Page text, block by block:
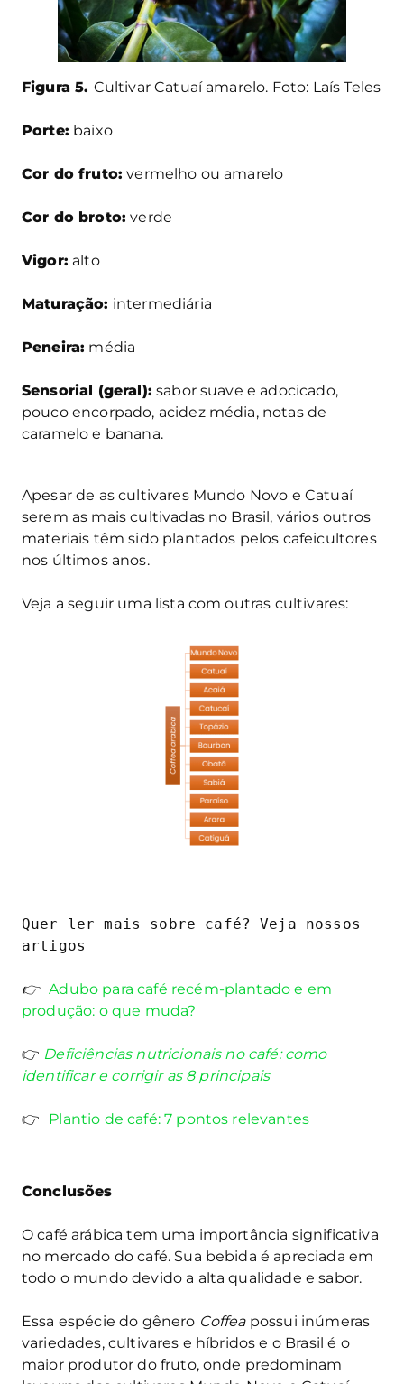
Figura 5. Cultivar Catuaí amarelo. Foto: Laís Teles
Porte: baixo
Cor do fruto: vermelho ou amarelo
Cor do broto: verde
Vigor: alto
Maturação: intermediária
Peneira: média
Sensorial (geral): sabor suave e adocicado,
pouco encorpado, acidez média, notas de
caramelo e banana.
Apesar de as cultivares Mundo Novo e Catuaí
serem as mais cultivadas no Brasil, vários outros
materiais têm sido plantados pelos cafeicultores
nos últimos anos.
Veja a seguir uma lista com outras cultivares:
Quer ler mais sobre café? Veja nossos
artigos
👉 Adubo para café recém-plantado e em
produção: o que muda?
👉 Deficiências nutricionais no café: como
identificar e corrigir as 8 principais
👉 Plantio de café: 7 pontos relevantes
Conclusões
O café arábica tem uma importância significativa
no mercado do café. Sua bebida é apreciada em
todo o mundo devido a alta qualidade e sabor.
Essa espécie do gênero Coffeapossui inúmeras
variedades, cultivares e híbridos e o Brasil é o
maior produtor do fruto, onde predominam